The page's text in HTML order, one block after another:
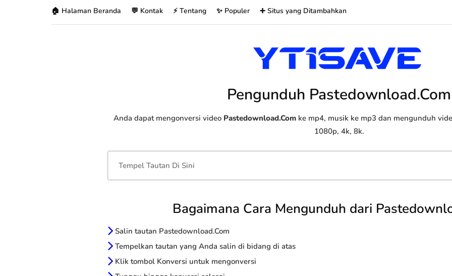
🏠 Halaman Beranda 💬 Kontak ⚡ Tentang ✨ Populer ➕ Situs yang Ditambahkan
Pengunduh Pastedownload.Com
Anda dapat mengonversi video Pastedownload.Comke mp4, musik ke mp3 dan mengunduh
1080p, 4k, 8k.
Bagaimana Cara Mengunduh dari
Salin tautan Pastedownload.Com
Tempelkan tautan yang Anda salin di bidang di atas
Klik tombol Konversi untuk mengonversi